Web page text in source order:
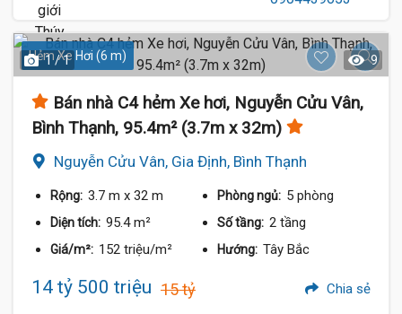
Hẻm Xe Hơi (6 m)
1 / 1 9
Bán nhà C4 hẻm Xe hơi, Nguyễn Cửu Vân,
Bình Thạnh, 95.4m² (3.7m x 32m)
Nguyễn Cửu Vân, Gia Định, Bình Thạnh
Rộng: 3.7 m x 32 m Phòng ngủ: 5 phòng
Diện tích: 95.4 m² Số tầng: 2 tầng
Giá/m²: 152 triệu/m² Hướng: Tây Bắc
14 tỷ 500 triệu 15 tỷ Chia sẻ